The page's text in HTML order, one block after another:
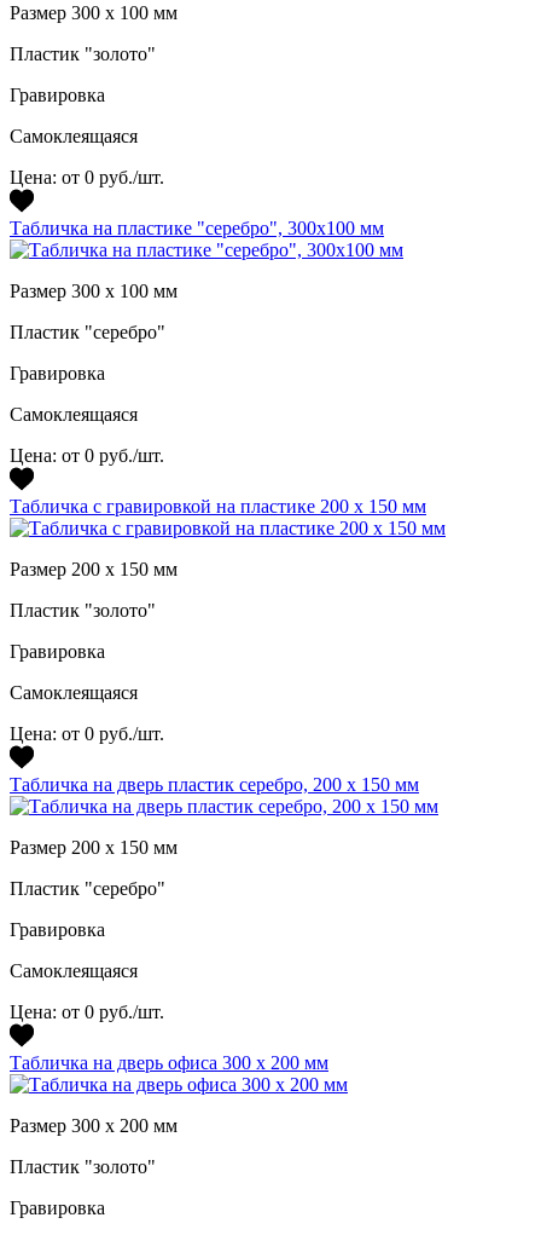
Размер 300 х 100 мм
Пластик "золото"
Гравировка
Самоклеящаяся
Цена: от 0 руб./шт.
Табличка на пластике "серебро", 300х100 мм
Размер 300 х 100 мм
Пластик "серебро"
Гравировка
Самоклеящаяся
Цена: от 0 руб./шт.
Табличка с гравировкой на пластике 200 х 150 мм
Размер 200 х 150 мм
Пластик "золото"
Гравировка
Самоклеящаяся
Цена: от 0 руб./шт.
Табличка на дверь пластик серебро, 200 х 150 мм
Размер 200 х 150 мм
Пластик "серебро"
Гравировка
Самоклеящаяся
Цена: от 0 руб./шт.
Табличка на дверь офиса 300 х 200 мм
Размер 300 х 200 мм
Пластик "золото"
Гравировка